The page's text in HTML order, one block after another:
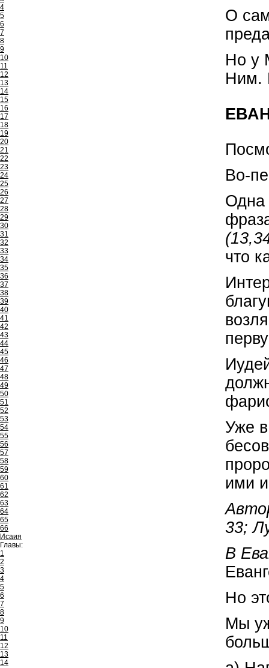
4
5
6
7
8
9
10
11
12
13
14
15
16
17
18
19
20
21
22
23
24
25
26
27
28
29
30
31
32
33
34
35
36
37
38
39
40
41
42
43
44
45
46
47
48
49
50
51
52
53
54
55
56
57
58
59
60
61
62
63
64
65
66
Исаия
Главы:
1
2
3
4
5
6
7
8
9
10
11
12
13
14
О
Но у
Ним.
Во-
Одна
что
Уже
ими
33;
В
Но
Мы